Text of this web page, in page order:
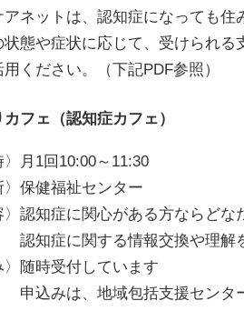
ネットは、認知症になっても住
態や症状に応じて、受けられる
ください。（下記PDF参照）
カフェ（認知症カフェ）
月1回10:00～11:30
保健福祉センター
認知症に関心がある方ならどな
に関する情報交換や理解を深
〉随時受付しています
は、地域包括支援センター